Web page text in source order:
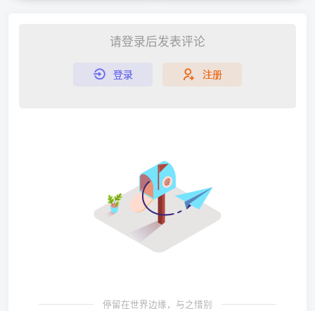
请登录后发表评论
登录 注册
停留在世界边缘，与之惜别